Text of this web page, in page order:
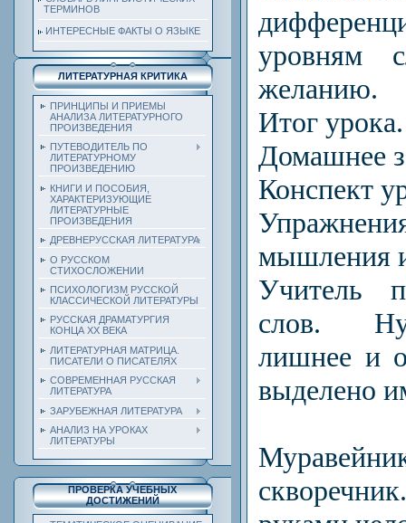
ТЕРМИНОВ
ИНТЕРЕСНЫЕ ФАКТЫ О ЯЗЫКЕ
ЛИТЕРАТУРНАЯ КРИТИКА
ПРИНЦИПЫ И ПРИЕМЫ
АНАЛИЗА ЛИТЕРАТУРНОГО
ПРОИЗВЕДЕНИЯ
ПУТЕВОДИТЕЛЬ ПО
ЛИТЕРАТУРНОМУ
ПРОИЗВЕДЕНИЮ
КНИГИ И ПОСОБИЯ,
ХАРАКТЕРИЗУЮЩИЕ
ЛИТЕРАТУРНЫЕ
ПРОИЗВЕДЕНИЯ
ДРЕВНЕРУССКАЯ ЛИТЕРАТУРА
О РУССКОМ
СТИХОСЛОЖЕНИИ
ПСИХОЛОГИЗМ РУССКОЙ
КЛАССИЧЕСКОЙ ЛИТЕРАТУРЫ
РУССКАЯ ДРАМАТУРГИЯ
КОНЦА ХХ ВЕКА
ЛИТЕРАТУРНАЯ МАТРИЦА.
ПИСАТЕЛИ О ПИСАТЕЛЯХ
СОВРЕМЕННАЯ РУССКАЯ
ЛИТЕРАТУРА
ЗАРУБЕЖНАЯ ЛИТЕРАТУРА
АНАЛИЗ НА УРОКАХ
ЛИТЕРАТУРЫ
ПРОВЕРКА УЧЕБНЫХ
ДОСТИЖЕНИЙ
уровням
желанию.
Итог
Домашнее
Конспект
мышления
Учитель
слов.
лишнее и
выделено